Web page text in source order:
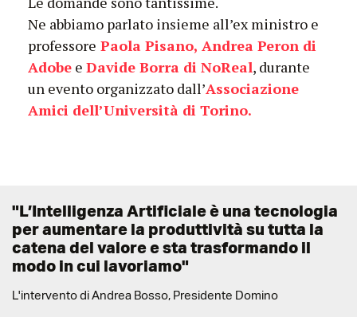
Ne abbiamo parlato insieme all’ex ministro e
professore Paola Pisano, Andrea Peron di
Adobe e Davide Borra di NoReal, durante
un evento organizzato dall’Associazione
Amici dell’Università di Torino.
"L’Intelligenza Artificiale è una tecnologia
per aumentare la produttività su tutta la
catena del valore e sta trasformando il
modo in cui lavoriamo"
L'intervento di Andrea Bosso, Presidente Domino